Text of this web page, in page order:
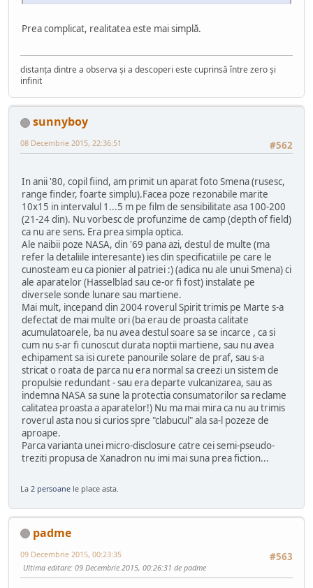
Prea complicat, realitatea este mai simplă.
distanța dintre a observa și a descoperi este cuprinsă între zero și
infinit
sunnyboy
#562
08 Decembrie 2015, 22:36:51
In anii '80, copil fiind, am primit un aparat foto Smena (rusesc,
range finder, foarte simplu).Facea poze rezonabile marite
10x15 in intervalul 1...5 m pe film de sensibilitate asa 100-200
(21-24 din). Nu vorbesc de profunzime de camp (depth of field)
ca nu are sens. Era prea simpla optica.
Ale naibii poze NASA, din '69 pana azi, destul de multe (ma
refer la detaliile interesante) ies din specificatiile pe care le
cunosteam eu ca pionier al patriei :) (adica nu ale unui Smena) ci
ale aparatelor (Hasselblad sau ce-or fi fost) instalate pe
diversele sonde lunare sau martiene.
Mai mult, incepand din 2004 roverul Spirit trimis pe Marte s-a
defectat de mai multe ori (ba erau de proasta calitate
acumulatoarele, ba nu avea destul soare sa se incarce , ca si
cum nu s-ar fi cunoscut durata noptii martiene, sau nu avea
echipament sa isi curete panourile solare de praf, sau s-a
stricat o roata de parca nu era normal sa creezi un sistem de
propulsie redundant - sau era departe vulcanizarea, sau as
indemna NASA sa sune la protectia consumatorilor sa reclame
calitatea proasta a aparatelor!) Nu ma mai mira ca nu au trimis
roverul asta nou si curios spre "clabucul" ala sa-l pozeze de
aproape.
Parca varianta unei micro-disclosure catre cei semi-pseudo-
treziti propusa de Xanadron nu imi mai suna prea fiction...
La 2 persoane le place asta.
padme
#563
09 Decembrie 2015, 00:23:35
Ultima editare: 09 Decembrie 2015, 00:26:31 de padme